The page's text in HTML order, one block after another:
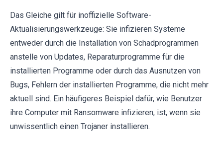
Das Gleiche gilt für inoffizielle Software-
Aktualisierungswerkzeuge: Sie infizieren Systeme
entweder durch die Installation von Schadprogrammen
anstelle von Updates, Reparaturprogramme für die
installierten Programme oder durch das Ausnutzen von
Bugs, Fehlern der installierten Programme, die nicht mehr
aktuell sind. Ein häufigeres Beispiel dafür, wie Benutzer
ihre Computer mit Ransomware infizieren, ist, wenn sie
unwissentlich einen Trojaner installieren.